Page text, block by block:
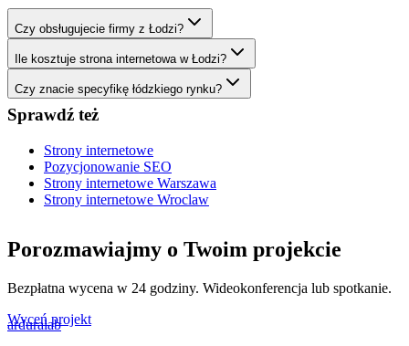
Czy obsługujecie firmy z Łodzi?
Ile kosztuje strona internetowa w Łodzi?
Czy znacie specyfikę łódzkiego rynku?
Sprawdź też
Strony internetowe
Pozycjonowanie SEO
Strony internetowe Warszawa
Strony internetowe Wroclaw
Porozmawiajmy o Twoim projekcie
Bezpłatna wycena w 24 godziny. Wideokonferencja lub spotkanie.
Wyceń projekt
arduralab